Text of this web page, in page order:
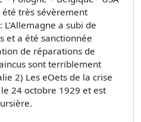
été très sévèrement
a subi de
et a été sanctionnée
de réparations de
sont terriblement
2) Les eOets de la crise
24 octobre 1929 et est